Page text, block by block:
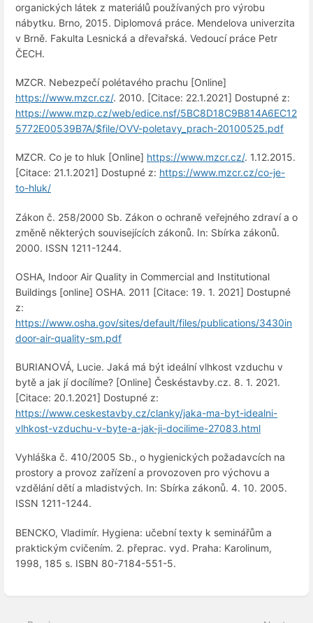
organických látek z materiálů používaných pro výrobu
nábytku. Brno, 2015. Diplomová práce. Mendelova univerzita
v Brně. Fakulta Lesnická a dřevařská. Vedoucí práce Petr
ČECH.
MZCR. Nebezpečí polétavého prachu [Online]
https://www.mzcr.cz/. 2010. [Citace: 22.1.2021] Dostupné z:
https://www.mzp.cz/web/edice.nsf/5BC8D18C9B814A6EC12
5772E00539B7A/$file/OVV-poletavy_prach-20100525.pdf
MZCR. Co je to hluk [Online] https://www.mzcr.cz/. 1.12.2015.
[Citace: 21.1.2021] Dostupné z: https://www.mzcr.cz/co-je-
to-hluk/
Zákon č. 258/2000 Sb. Zákon o ochraně veřejného zdraví a o
změně některých souvisejících zákonů. In: Sbírka zákonů.
2000. ISSN 1211-1244.
OSHA, Indoor Air Quality in Commercial and Institutional
Buildings [online] OSHA. 2011 [Citace: 19. 1. 2021] Dostupné
z:
https://www.osha.gov/sites/default/files/publications/3430in
door-air-quality-sm.pdf
BURIANOVÁ, Lucie. Jaká má být ideální vlhkost vzduchu v
bytě a jak jí docílíme? [Online] Českéstavby.cz. 8. 1. 2021.
[Citace: 20.1.2021] Dostupné z:
https://www.ceskestavby.cz/clanky/jaka-ma-byt-idealni-
vlhkost-vzduchu-v-byte-a-jak-ji-docilime-27083.html
Vyhláška č. 410/2005 Sb., o hygienických požadavcích na
prostory a provoz zařízení a provozoven pro výchovu a
vzdělání dětí a mladistvých. In: Sbírka zákonů. 4. 10. 2005.
ISSN 1211-1244.
BENCKO, Vladimír. Hygiena: učební texty k seminářům a
praktickým cvičením. 2. přeprac. vyd. Praha: Karolinum,
1998, 185 s. ISBN 80-7184-551-5.